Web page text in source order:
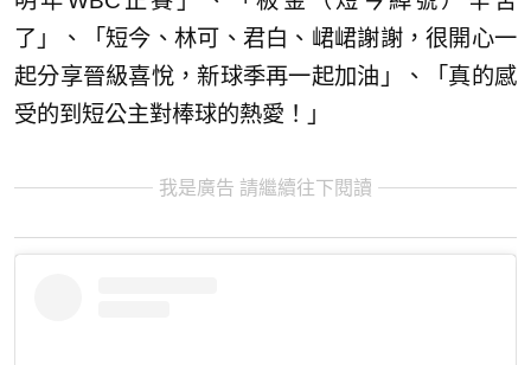
了」、「短今、林可、君白、峮峮謝謝，很開心一
起分享晉級喜悅，新球季再一起加油」、「真的感
受的到短公主對棒球的熱愛！」
我是廣告 請繼續往下閱讀